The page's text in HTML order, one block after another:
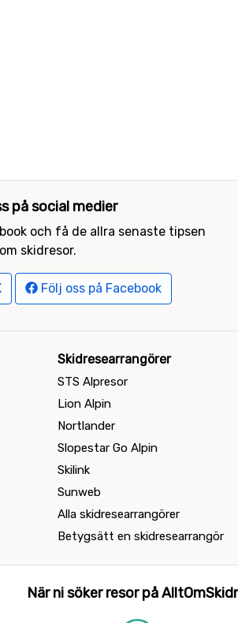
på social medier
och få de allra senaste tipsen
om skidresor.
Följ oss på Facebook
Skidresearrangörer
STS Alpresor
Lion Alpin
Nortlander
Slopestar Go Alpin
Skilink
Sunweb
Alla skidresearrangörer
Betygsätt en skidresearrangör
När ni söker resor på